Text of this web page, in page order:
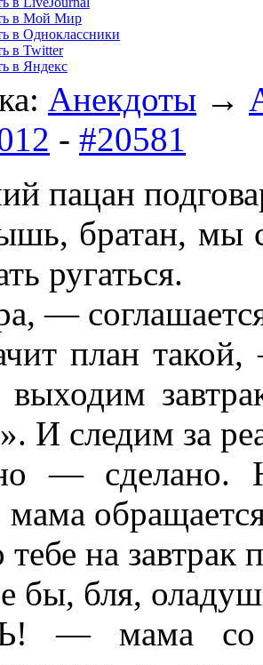
Анекдоты →
- #20581
пацан
братан, мы
ругаться.
—
план
выходим
И следим за
— сделано.
мама
на завтрак
бля,
— мама со